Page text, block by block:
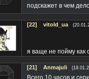
подскажет в чем
[22] vitold_ua
я ваще не пойму как
[21] Anmajuli
Всего 10 часов и